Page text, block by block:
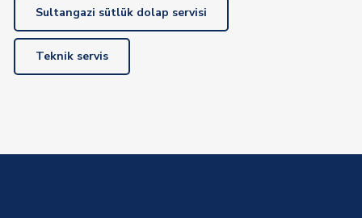
Sultangazi sütlük dolap servisi
Teknik servis